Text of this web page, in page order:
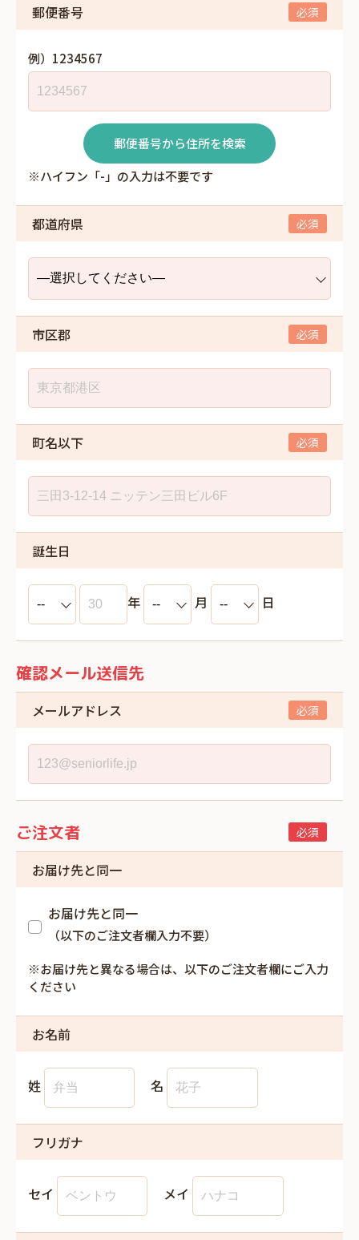
郵便番号
例）1234567
郵便番号から住所を検索
※ハイフン「-」の入力は不要です
都道府県
市区郡
町名以下
誕生日
年 月 日
確認メール送信先
メールアドレス
ご注文者
お届け先と同一
お届け先と同一
（以下のご注文者欄入力不要）
※お届け先と異なる場合は、以下のご注文者欄にご入力
ください
お名前
姓 名
フリガナ
セイ メイ